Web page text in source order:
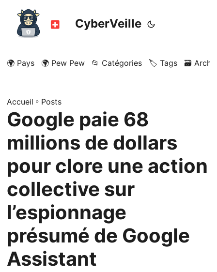
CyberVeille
🌍 Pays 🌍 Pew Pew 📂 Catégories 🏷️ Tags 🗃️
Accueil » Posts
Google paie 68
millions de dollars
pour clore une action
collective sur
l’espionnage
présumé de Google
Assistant